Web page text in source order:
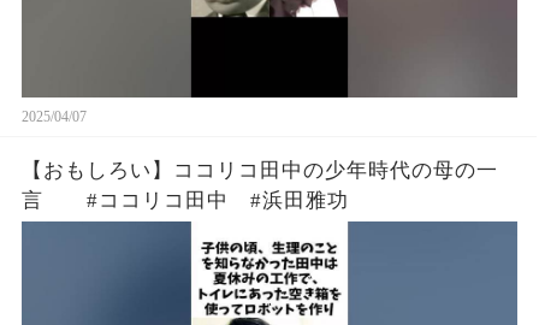
2025/04/07
【おもしろい】ココリコ田中の少年時代の母の一
言 #ココリコ田中 #浜田雅功